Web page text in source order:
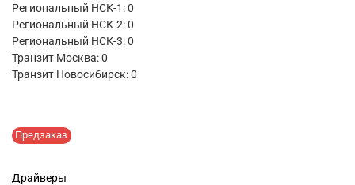
Предзаказ
Региональный НСК-1: 0
Региональный НСК-2: 0
Региональный НСК-3: 0
Транзит Москва:0
Транзит Новосибирск:0
Драйверы